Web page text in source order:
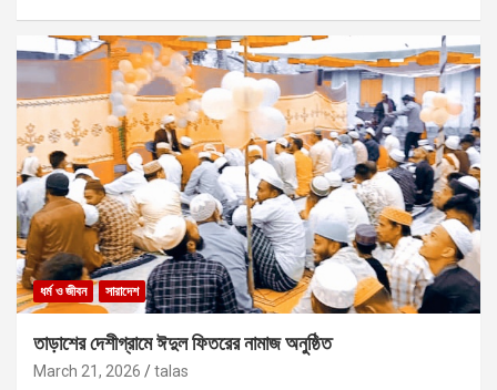
ধর্ম ও জীবন সারাদেশ
তাড়াশের দেশীগ্রামে ঈদুল ফিতরের নামাজ অনুষ্ঠিত
March 21, 2026 talas